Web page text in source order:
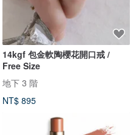
14kgf 包金軟陶櫻花開口戒 /
Free Size
地下 3 階
NT$ 895